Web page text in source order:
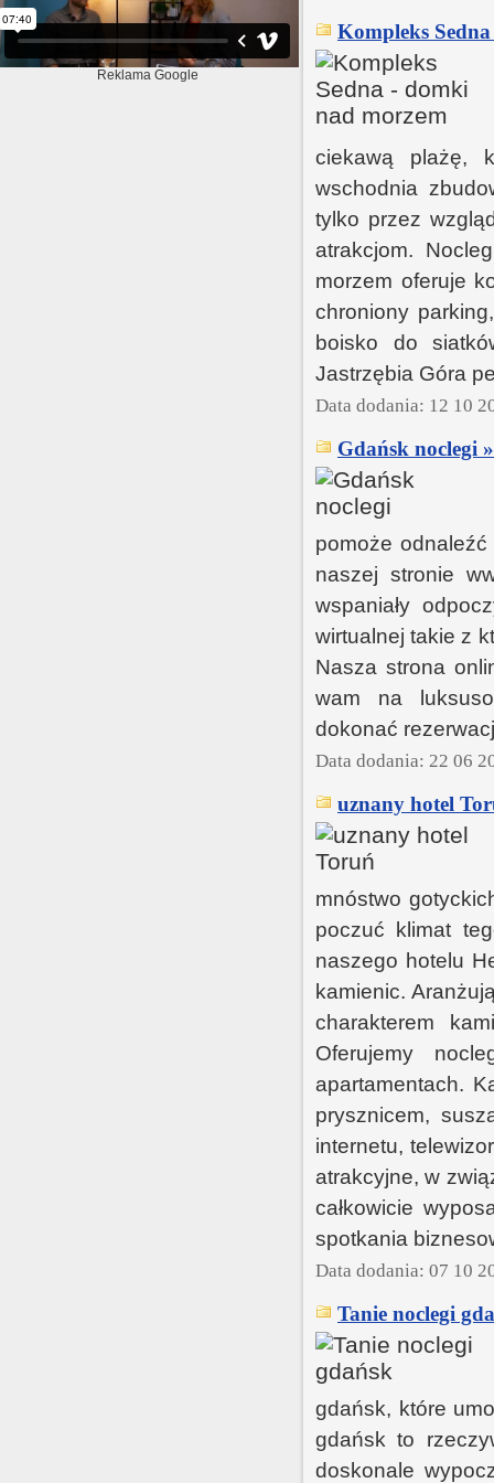
Reklama Google
Kompleks
ciekawą plażę,
wschodnia
tylko przez
atrakcjom.
morzem oferuje
chroniony
boisko do
Jastrzębia Góra
Data dodania: 12 10
Gdańsk noclegi »
pomoże
naszej stronie
wspaniały
wirtualnej takie z
Nasza strona
wam na
dokonać
Data dodania: 22 06
uznany hotel
mnóstwo
poczuć klimat
naszego hotelu
kamienic.
charakterem
Oferujemy
apartamentach.
prysznicem,
internetu,
atrakcyjne, w
całkowicie
spotkania
Data dodania: 07 10
Tanie noclegi
gdańsk, które
gdańsk to
doskonale